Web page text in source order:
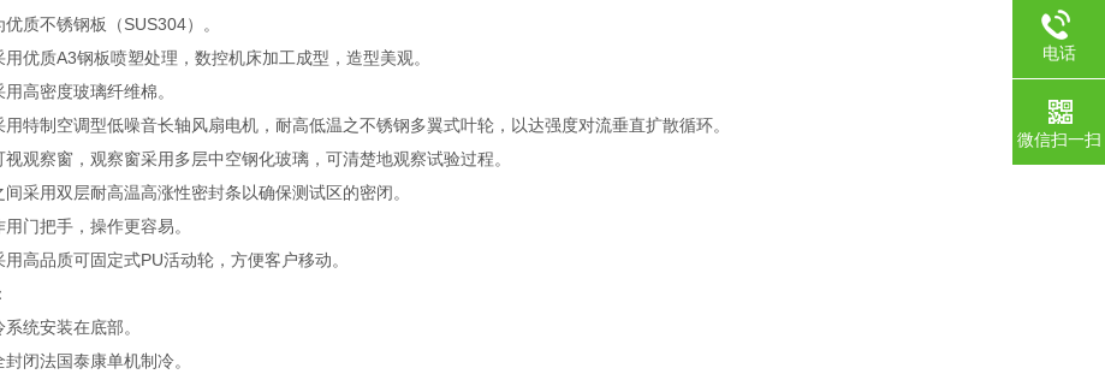
质不锈钢板（SUS304）。
优质A3钢板喷塑处理，数控机床加工成型，造型美观。
高密度玻璃纤维棉。
特制空调型低噪音长轴风扇电机，耐高低温之不锈钢多翼式叶轮，以达强度对流垂直扩散循环。
观察窗，观察窗采用多层中空钢化玻璃，可清楚地观察试验过程。
采用双层耐高温高涨性密封条以确保测试区的密闭。
门把手，操作更容易。
高品质可固定式PU活动轮，方便客户移动。
统安装在底部。
闭法国泰康单机制冷。
电话
微信扫一扫